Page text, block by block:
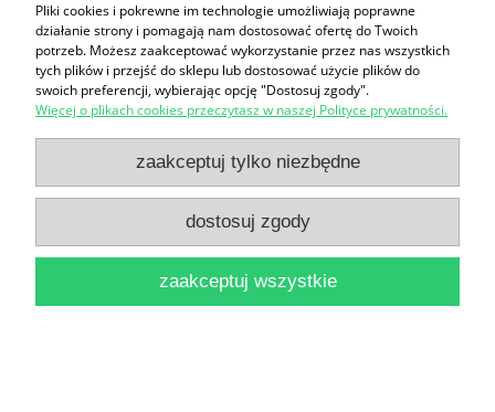
Budapest / Zoltan Halasz
16,90 zł
do koszyka
Bydgoszcz 99 miejsc / places / platze / мест /
Pliki cookies i pokrewne im technologie umożliwiają poprawne
działanie strony i pomagają nam dostosować ofertę do Twoich
potrzeb. Możesz zaakceptować wykorzystanie przez nas wszystkich
tych plików i przejść do sklepu lub dostosować użycie plików do
swoich preferencji, wybierając opcję "Dostosuj zgody".
Więcej o plikach cookies przeczytasz w naszej Polityce prywatności.
zaakceptuj tylko niezbędne
dostosuj zgody
zaakceptuj wszystkie